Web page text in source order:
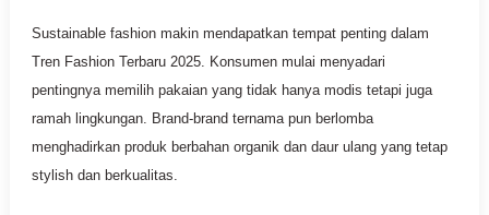
Sustainable fashion makin mendapatkan tempat penting dalam
Tren Fashion Terbaru 2025. Konsumen mulai menyadari
pentingnya memilih pakaian yang tidak hanya modis tetapi juga
ramah lingkungan. Brand-brand ternama pun berlomba
menghadirkan produk berbahan organik dan daur ulang yang tetap
stylish dan berkualitas.